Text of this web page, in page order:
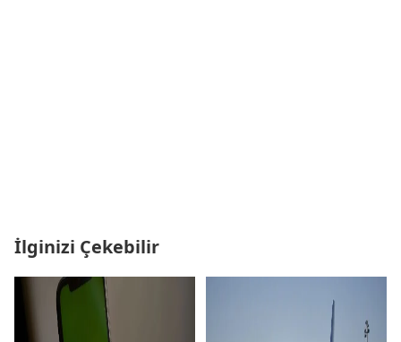
İlginizi Çekebilir